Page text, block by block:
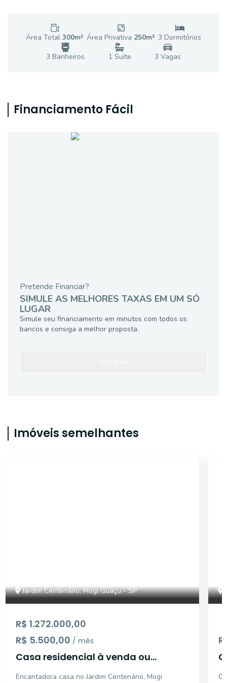
Área Total 300m² Área Privativa 250m² 3 Dormitórios
3 Banheiros 1 Suíte 3 Vagas
Financiamento Fácil
Pretende Financiar?
SIMULE AS MELHORES TAXAS EM UM SÓ
LUGAR
Simule seu financiamento em minutos com todos os
bancos e consiga a melhor proposta.
Imóveis semelhantes
Jardim Centenário, Mogi Guaçu - SP
R$ 1.272.000,00
R$ 5.500,00 / mês
Casa residencial à venda ou
Guaçu.
Encantadora casa no Jardim Centenário, Mogi